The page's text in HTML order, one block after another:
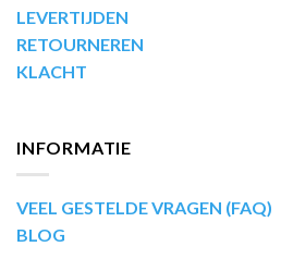
LEVERTIJDEN
RETOURNEREN
KLACHT
INFORMATIE
VEEL GESTELDE VRAGEN (FAQ)
BLOG